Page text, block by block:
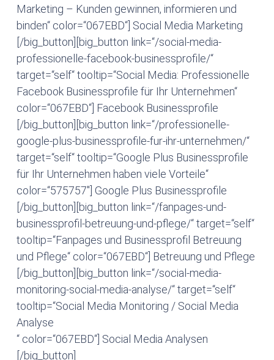
Marketing – Kunden gewinnen, informieren und
binden“ color=“067EBD“] Social Media Marketing
[/big_button][big_button link=“/social-media-
professionelle-facebook-businessprofile/“
target=“self“ tooltip=“Social Media: Professionelle
Facebook Businessprofile für Ihr Unternehmen“
color=“067EBD“] Facebook Businessprofile
[/big_button][big_button link=“/professionelle-
google-plus-businessprofile-fur-ihr-unternehmen/“
target=“self“ tooltip=“Google Plus Businessprofile
für Ihr Unternehmen haben viele Vorteile“
color=“575757″] Google Plus Businessprofile
[/big_button][big_button link=“/fanpages-und-
businessprofil-betreuung-und-pflege/“ target=“self“
tooltip=“Fanpages und Businessprofil Betreuung
und Pflege“ color=“067EBD“] Betreuung und Pflege
[/big_button][big_button link=“/social-media-
monitoring-social-media-analyse/“ target=“self“
tooltip=“Social Media Monitoring / Social Media
Analyse
“ color=“067EBD“] Social Media Analysen
[/big_button]